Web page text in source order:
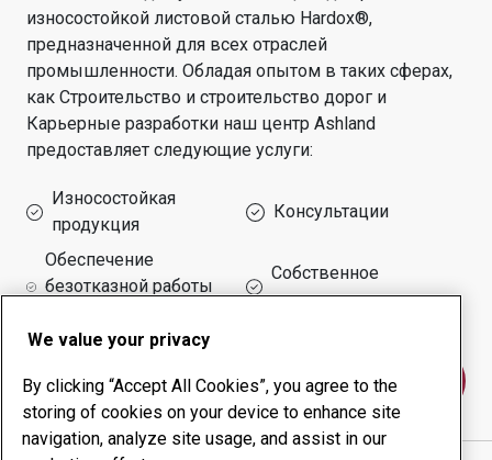
износостойкой листовой сталью Hardox®,
предназначенной для всех отраслей
промышленности. Обладая опытом в таких сферах,
как Строительство и строительство дорог и
Карьерные разработки наш центр Ashland
предоставляет следующие услуги:
Износостойкая
продукция
Консультации
Обеспечение
безотказной работы
Собственное
производство
Свяжитесь с нами
We value your privacy
By clicking “Accept All Cookies”, you agree to the
storing of cookies on your device to enhance site
navigation, analyze site usage, and assist in our